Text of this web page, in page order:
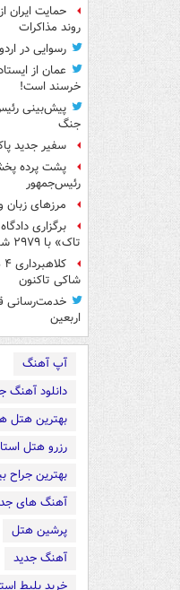
حمایت ایران
روند مذاکرات
رسوایی در
عمان از
خرسند است!
پیش‌بینی
جنگ
سفیر جدید
پشت پرده
رئیس‌جمهور
مرزهای
برگزاری
تاک» با ۲۹۷۹ شاکی
شاکی تاکنون
خدمت‌رسانی
اربعین
آپ آهنگ
دانلود آهنگ
بهترین هتل
رزرو هتل
بهترین جراح
آهنگ های
پرشین هتل
آهنگ جدید